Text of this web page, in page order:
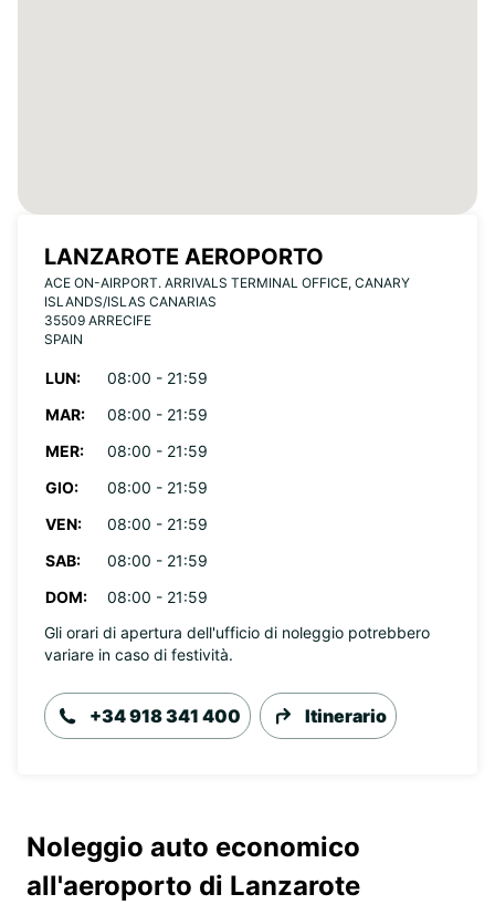
LANZAROTE AEROPORTO
ACE ON-AIRPORT. ARRIVALS TERMINAL OFFICE, CANARY
ISLANDS/ISLAS CANARIAS
35509 ARRECIFE
SPAIN
LUN:
08:00 - 21:59
MAR:
08:00 - 21:59
MER:
08:00 - 21:59
GIO:
08:00 - 21:59
VEN:
08:00 - 21:59
SAB:
08:00 - 21:59
DOM:
08:00 - 21:59
Gli orari di apertura dell'ufficio di noleggio potrebbero
variare in caso di festività.
+34 918 341 400 Itinerario
Noleggio auto economico
all'aeroporto di Lanzarote